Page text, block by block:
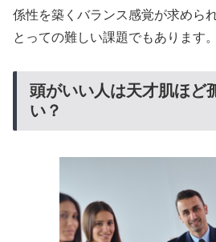
係性を築くバランス感覚が求めら
とっての難しい課題でもあります。
頭がいい人は天才肌ほど
い？